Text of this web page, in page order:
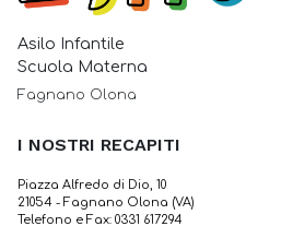
Asilo Infantile
Scuola Materna
Fagnano Olona
I NOSTRI RECAPITI
Piazza Alfredo di Dio, 10
21054 - Fagnano Olona (VA)
Telefono e Fax: 0331 617294